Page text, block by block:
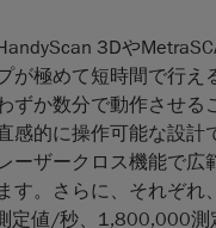
3Dや
が極めて短時間で行え
ずか数分で動作させる
感的に操作可能な設計
ーザークロス機能で広
す。さらに、それぞれ、
定値/秒、1,800,000測